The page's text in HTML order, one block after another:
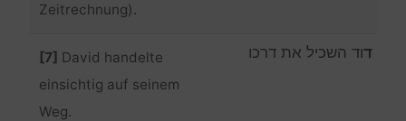
Zeitrechnung).
[7] David handelte
einsichtig auf seinem
Weg.
דוד השכיל את דרכו